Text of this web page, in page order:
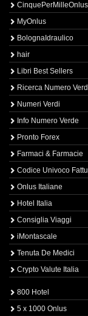
CinquePerMilleOnlus
MyOnlus
BolognaIdraulico
hair
Libri Best Sellers
Ricerca Numero
Numeri Verdi
Info Numero Verde
Pronto Forex
Farmaci & Farmacie
Codice Univoco
Onlus Italiane
Hotel Italia
Consiglia Viaggi
iMontascale
Tenuta De Medici
Crypto Valute Italia
800 Hotel
5 x 1000 Onlus